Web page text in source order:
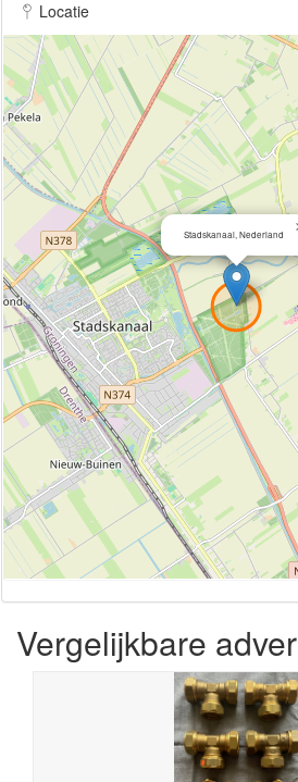
Locatie
Stadskanaal, Nederland
Vergelijkbare